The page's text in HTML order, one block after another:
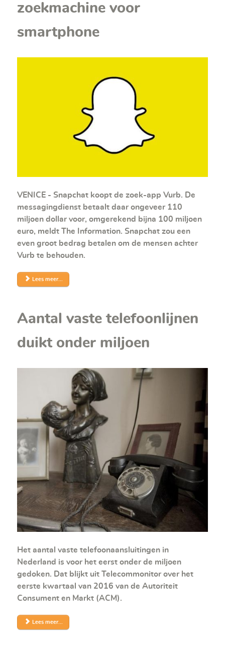
zoekmachine voor
smartphone
VENICE - Snapchat koopt de zoek-app Vurb. De
messagingdienst betaalt daar ongeveer 110
miljoen dollar voor, omgerekend bijna 100 miljoen
euro, meldt The Information. Snapchat zou een
even groot bedrag betalen om de mensen achter
Vurb te behouden.
Lees meer...
Aantal vaste telefoonlijnen
duikt onder miljoen
Het aantal vaste telefoonaansluitingen in
Nederland is voor het eerst onder de miljoen
gedoken. Dat blijkt uit Telecommonitor over het
eerste kwartaal van 2016 van de Autoriteit
Consument en Markt (ACM).
Lees meer...